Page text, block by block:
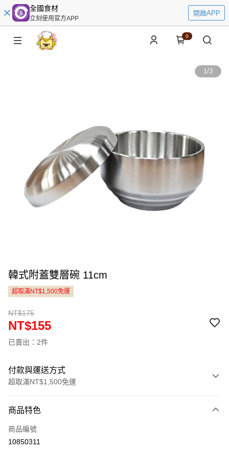
全國食材
立刻使用官方APP
開啟APP
0
1/3
韓式附蓋雙層碗 11cm
超取滿NT$1,500免運
NT$175
NT$155
已賣出：2件
付款與運送方式
超取滿NT$1,500免運
信用卡一次付款
LINE Pay
商品特色
商品編號
10850311